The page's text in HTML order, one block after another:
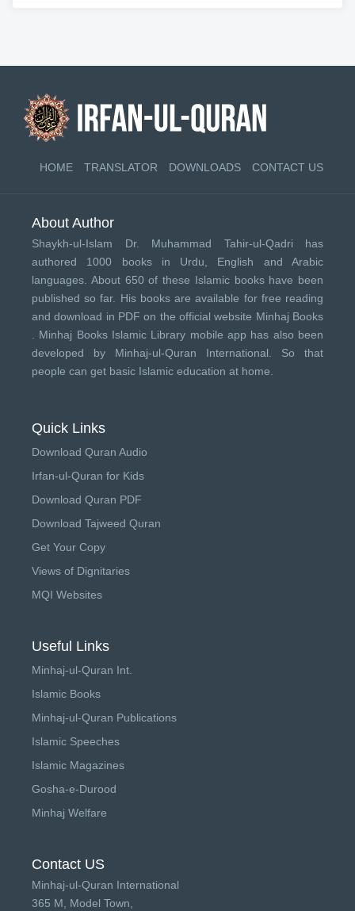
HOME TRANSLATOR DOWNLOADS CONTACT US
About Author
Shaykh-ul-Islam Dr. Muhammad Tahir-ul-Qadri has
authored 1000 books in Urdu, English and Arabic
languages. About 650 of these Islamic books have been
published so far. His books are available for free reading
and download in PDF on the official website Minhaj Books
Minhaj Books Islamic Library mobile app has also been
developed by Minhaj-ul-Quran International . So that
people can get basic Islamic education at home.
Quick Links
Download Quran Audio
Irfan-ul-Quran for Kids
Download Quran PDF
Download Tajweed Quran
Get Your Copy
Views of Dignitaries
MQI Websites
Useful Links
Minhaj-ul-Quran Int.
Islamic Books
Minhaj-ul-Quran Publications
Islamic Speeches
Islamic Magazines
Gosha-e-Durood
Minhaj Welfare
Contact US
Minhaj-ul-Quran International
365 M, Model Town,